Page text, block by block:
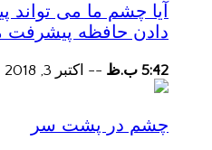
آیا چشم ما می
دادن حافظه پیشرفت
5:42 ب.ظ -- اکتبر 3, 2018
چشم در پشت سر